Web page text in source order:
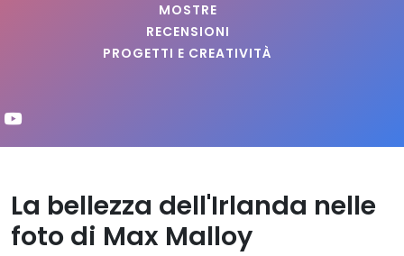
MOSTRE
RECENSIONI
PROGETTI E CREATIVITÀ
La bellezza dell'Irlanda nelle
foto di Max Malloy